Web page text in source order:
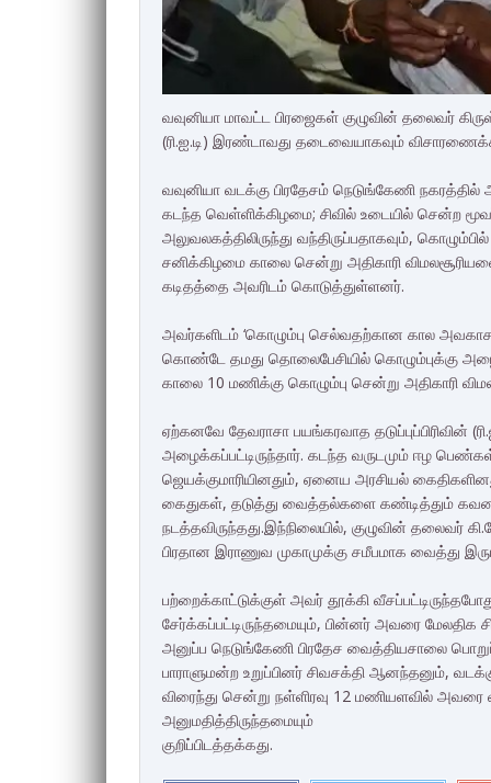
வவுனியா மாவட்ட பிரஜைகள் குழுவின் தலைவர்
(ரி.ஐ.டி) இரண்டாவது தடைவையாகவும்
வவுனியா வடக்கு பிரதேசம் நெடுங்கேணி
கடந்த வெள்ளிக்கிழமை; சிவில் உடையில் சென்ற
அலுவலகத்திலிருந்து வந்திருப்பதாகவும்,
சனிக்கிழமை காலை சென்று அதிகாரி
கடிதத்தை அவரிடம் கொடுத்துள்ளனர்.
அவர்களிடம் ‘கொழும்பு செல்வதற்கான கால அவகாசம்
கொண்டே தமது தொலைபேசியில் கொழும்புக்கு
காலை 10 மணிக்கு கொழும்பு சென்று அதிகாரி
ஏற்கனவே தேவராசா பயங்கரவாத தடுப்புப்பிரிவின்
அழைக்கப்பட்டிருந்தார். கடந்த வருடமும் ஈழ
ஜெயக்குமாரியினதும், ஏனைய அரசியல்
கைதுகள், தடுத்து வைத்தல்களை கண்டித்தும்
நடத்தவிருந்தது.இந்நிலையில், குழுவின் தலைவர்
பிரதான இராணுவ முகாமுக்கு சமீபமாக வைத்து
பற்றைக்காட்டுக்குள் அவர் தூக்கி
சேர்க்கப்பட்டிருந்தமையும், பின்னர் அவரை
அனுப்ப நெடுங்கேணி பிரதேச வைத்தியசாலை
பாராளுமன்ற உறுப்பினர் சிவசக்தி ஆனந்தனும்,
விரைந்து சென்று நள்ளிரவு 12 மணியளவில்
அனுமதித்திருந்தமையும்
குறிப்பிடத்தக்கது.